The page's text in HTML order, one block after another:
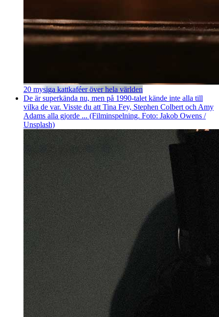
20 mysiga kattkaféer över hela världen
De är superkända nu, men på 1990-talet kände inte alla till
vilka de var. Visste du att Tina Fey, Stephen Colbert och Amy
Adams alla gjorde ... (Filminspelning. Foto: Jakob Owens /
Unsplash)